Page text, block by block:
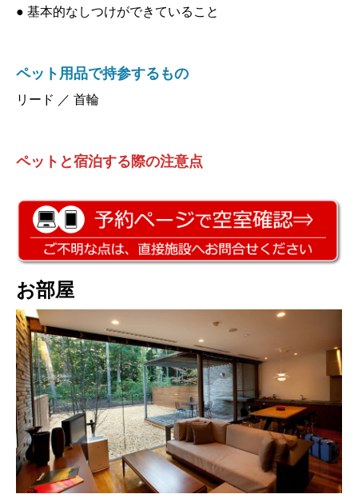
● 基本的なしつけができていること
ペット用品で持参するもの
リード ／ 首輪
ペットと宿泊する際の注意点
お部屋